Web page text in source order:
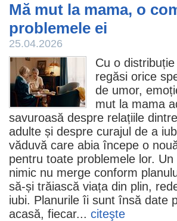
Mă mut la mama, o
problemele ei
25.04.2026
Cu o
regăsi orice
de umor,
mut la mama
savuroasă despre relațiile
adulte și despre curajul de a
văduvă care abia începe o
pentru toate problemele lor.
nimic nu merge conform
să-și trăiască viața din plin,
iubi. Planurile îi sunt însă date
acasă, fiecar... citeşte